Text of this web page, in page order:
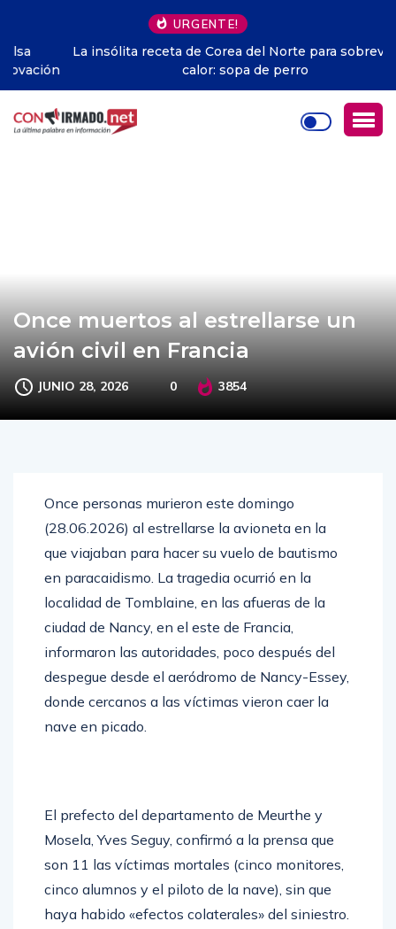
URGENTE!
La insólita receta de Corea del Norte para sobrevivir al
calor: sopa de perro
Once muertos al estrellarse un
avión civil en Francia
JUNIO 28, 2026 0 3854
Once personas murieron este domingo
(28.06.2026) al estrellarse la avioneta en la
que viajaban para hacer su vuelo de bautismo
en paracaidismo. La tragedia ocurrió en la
localidad de Tomblaine, en las afueras de la
ciudad de Nancy, en el este de Francia,
informaron las autoridades, poco después del
despegue desde el aeródromo de Nancy-Essey,
donde cercanos a las víctimas vieron caer la
nave en picado.
El prefecto del departamento de Meurthe y
Mosela, Yves Seguy, confirmó a la prensa que
son 11 las víctimas mortales (cinco monitores,
cinco alumnos y el piloto de la nave), sin que
haya habido «efectos colaterales» del siniestro.